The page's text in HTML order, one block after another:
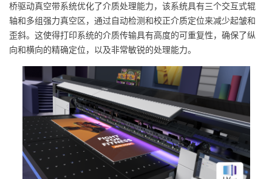
桥驱动真空带系统优化了介质处理能力，该系统具有三个交互式辊
轴和多组强力真空区，通过自动检测和校正介质定位来减少起皱和
歪斜。这使得打印系统的介质传输具有高度的可重复性，确保了纵
向和横向的精确定位，以及非常敏锐的处理能力。